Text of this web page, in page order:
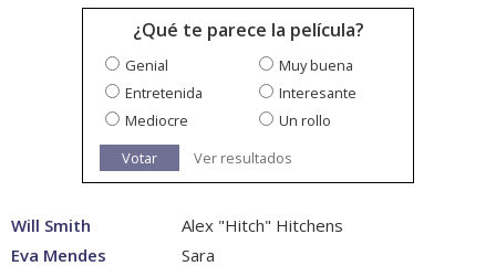
¿Qué te parece la película?
Genial
Muy buena
Entretenida
Interesante
Mediocre
Un rollo
Votar
Ver resultados
Will Smith
Alex "Hitch" Hitchens
Eva Mendes
Sara